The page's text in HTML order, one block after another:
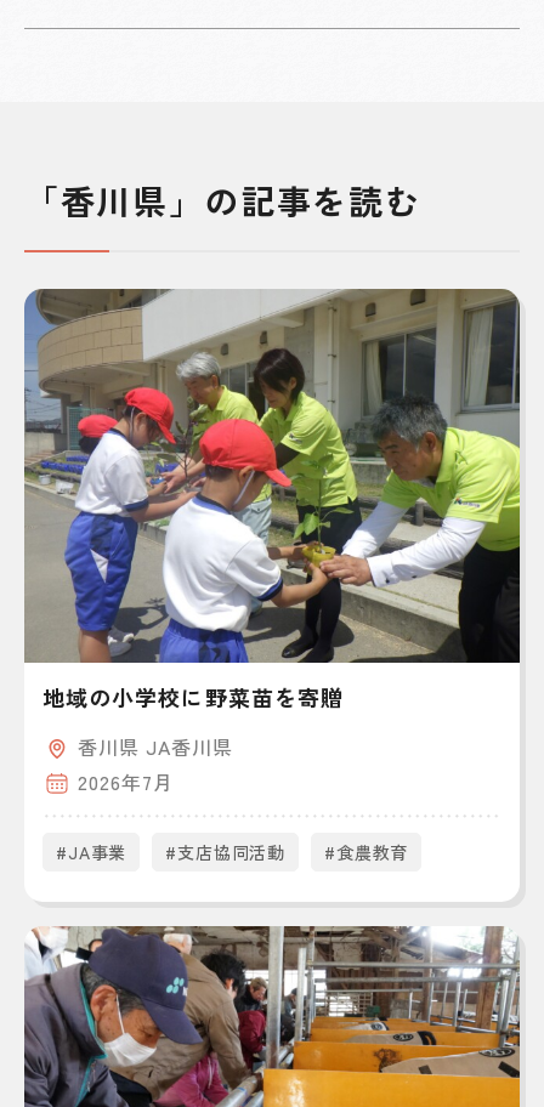
「香川県」の記事を読む
地域の小学校に野菜苗を寄贈
香川県 JA香川県
2026年7月
#JA事業 #支店協同活動 #食農教育